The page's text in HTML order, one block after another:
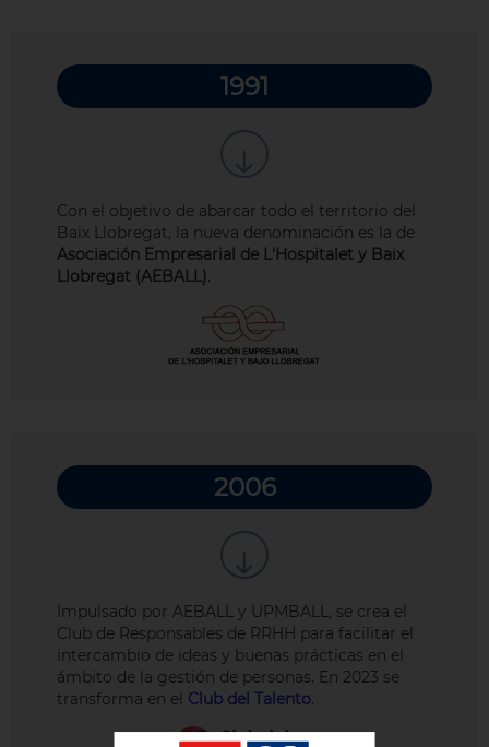
1991
Con el objetivo de abarcar todo el territorio del
Baix Llobregat, la nueva denominación es la de
Asociación Empresarial de L'Hospitalet y Baix
Llobregat (AEBALL).
2006
Impulsado por AEBALL y UPMBALL, se crea el
Club de Responsables de RRHH para facilitar el
intercambio de ideas y buenas prácticas en el
ámbito de la gestión de personas. En 2023 se
transforma en el Club del Talento.